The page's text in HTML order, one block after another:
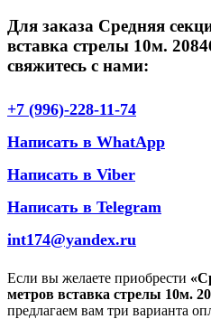
Для заказа Средняя
вставка стрелы 10м.
свяжитесь с нами:
+7 (996)-228-11-74
Написать в WhatApp
Написать в Viber
Написать в Telegram
int174@yandex.ru
Если вы желаете приобрести
метров вставка стрелы 10м.
предлагаем вам три варианта